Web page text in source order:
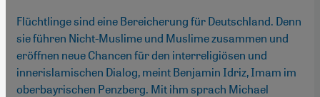
Flüchtlinge sind eine Bereicherung für Deutschland. Denn
sie führen Nicht-Muslime und Muslime zusammen und
eröffnen neue Chancen für den interreligiösen und
innerislamischen Dialog, meint Benjamin Idriz, Imam im
oberbayrischen Penzberg. Mit ihm sprach Michael